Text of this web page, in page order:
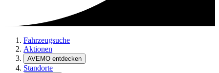
Fahrzeugsuche
Aktionen
AVEMO entdecken
Standorte